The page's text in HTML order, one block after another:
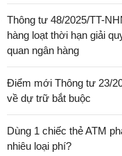
Thông tư 48/2025/TT-
hàng loạt thời hạn giải
quan ngân hàng
Điểm mới Thông tư 23/
về dự trữ bắt buộc
Dùng 1 chiếc thẻ ATM
nhiêu loại phí?